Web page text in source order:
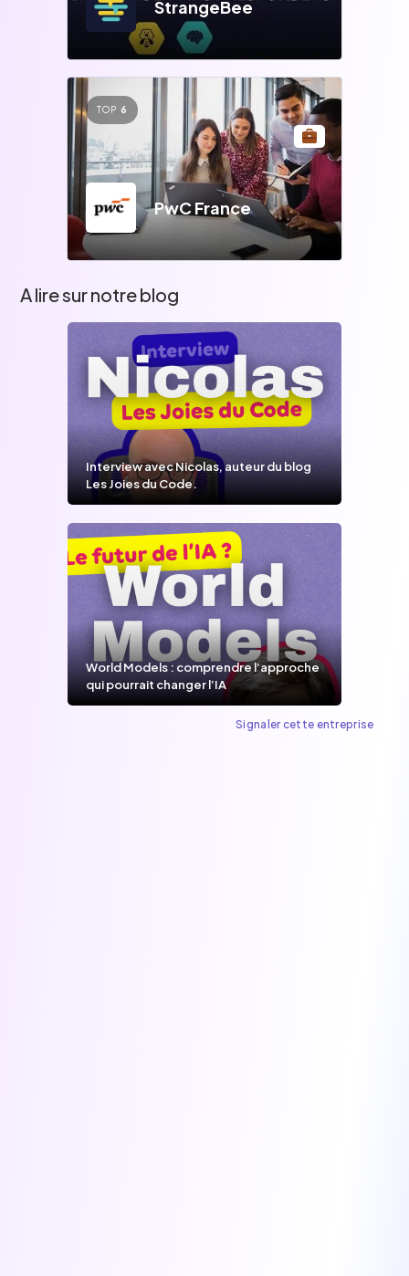
StrangeBee
TOP 6
PwC France
A lire sur notre blog
Interview avec Nicolas, auteur du blog
Les Joies du Code.
World Models : comprendre l’approche
qui pourrait changer l’IA
Signaler cette entreprise